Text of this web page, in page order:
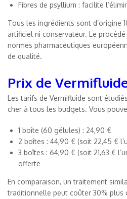
Fibres de psyllium : facilite
Tous les ingrédients sont d’origine
artificiel ni conservateur. Le
normes pharmaceutiques
de qualité.
Prix de
Les tarifs de Vermifluide sont
cher à tous les budgets. Vous
1 boîte (60 gélules) : 24,90 €
2 boîtes : 44,90 € (soit 22,45 €
3 boîtes : 64,90 € (soit 21,63 €
offerte
En comparaison, un traitement
traditionnelle peut coûter 30% plus